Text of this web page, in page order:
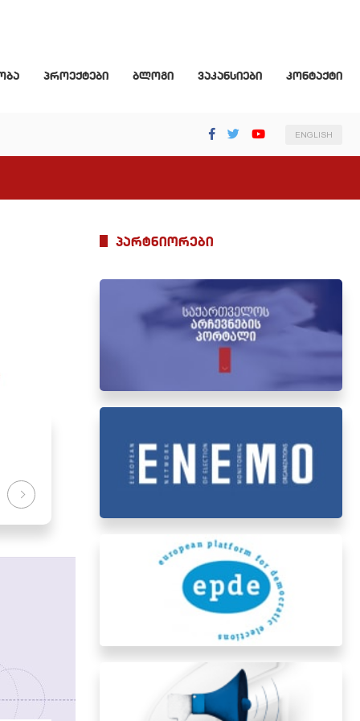
პროექტები ბლოგი ვაკანსიები კონტაქტი
ENGLISH
პარტნიორები